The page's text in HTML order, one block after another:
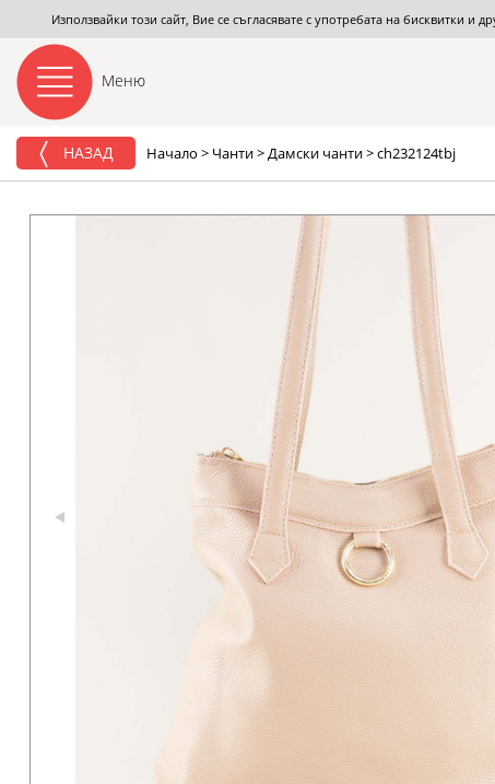
Използвайки този сайт, Вие се съгласявате с употребата на бисквитки и
Меню
НАЗАД Начало > Чанти>Дамски чанти>ch232124tbj